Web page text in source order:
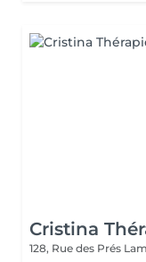
Cristina
128, Rue des Prés